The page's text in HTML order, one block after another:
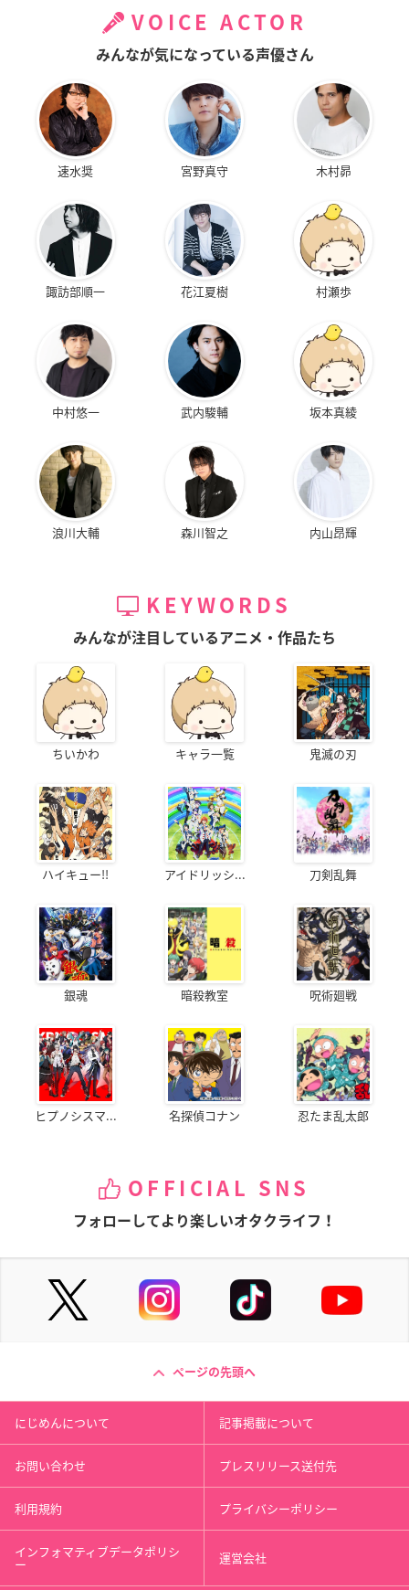
VOICE ACTOR
みんなが気になっている声優さん
速水奨 宮野真守 木村昴
諏訪部順一 花江夏樹 村瀬歩
中村悠一 武内駿輔 坂本真綾
浪川大輔 森川智之 内山昂輝
KEYWORDS
みんなが注目しているアニメ・作品たち
ちいかわ キャラ一覧 鬼滅の刃
ハイキュー!! アイドリッシ... 刀剣乱舞
銀魂 暗殺教室 呪術廻戦
ヒプノシスマ... 名探偵コナン 忍たま乱太郎
OFFICIAL SNS
フォローしてより楽しいオタクライフ！
ページの先頭へ
にじめんについて 記事掲載について
お問い合わせ プレスリリース送付先
利用規約 プライバシーポリシー
インフォマティブデータポリシ
ー 運営会社